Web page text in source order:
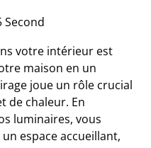
Second
votre intérieur est
maison en un
joue un rôle crucial
de chaleur. En
luminaires, vous
espace accueillant,